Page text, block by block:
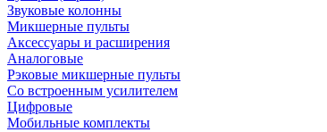
Звуковые колонны
Микшерные пульты
Аксессуары и расширения
Аналоговые
Рэковые микшерные пульты
Со встроенным усилителем
Цифровые
Мобильные комплекты